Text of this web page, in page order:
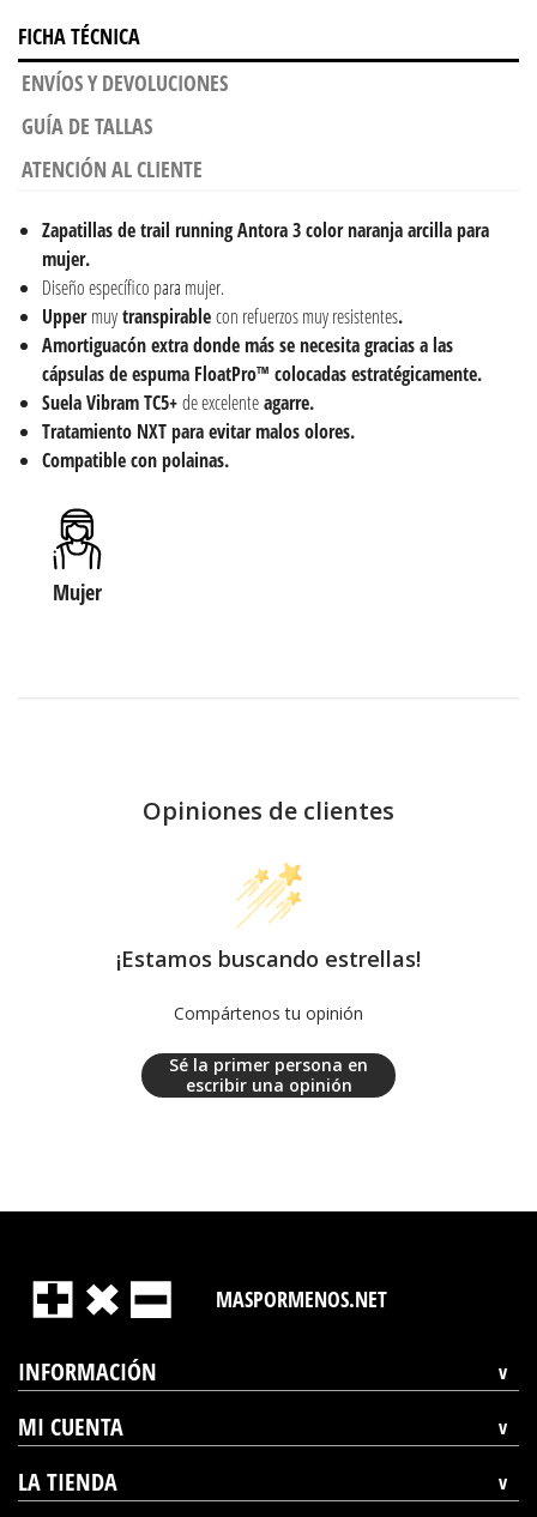
FICHA TÉCNICA
ENVÍOS Y DEVOLUCIONES
GUÍA DE TALLAS
ATENCIÓN AL CLIENTE
Zapatillas de trail running Antora 3 color naranja arcilla para
mujer.
Diseño específico para mujer.
Uppermuytranspirablecon refuerzos muy resistentes.
Amortiguacón extra donde más se necesita gracias a las
cápsulas de espuma FloatPro™ colocadas estratégicamente.
Suela Vibram TC5+de excelenteagarre.
Tratamiento NXT para evitar malos olores.
Compatible con polainas.
Mujer
Opiniones de clientes
¡Estamos buscando estrellas!
Compártenos tu opinión
Sé la primer persona en
escribir una opinión
MASPORMENOS.NET
INFORMACIÓN
MI CUENTA
LA TIENDA